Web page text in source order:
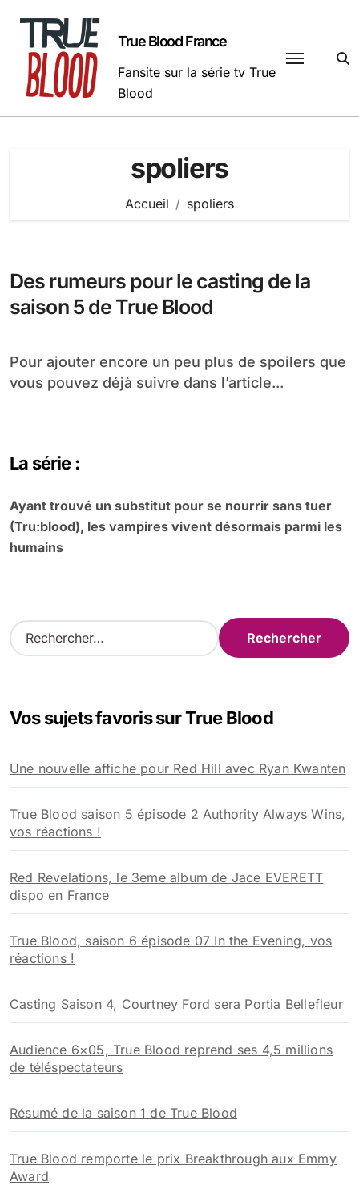
contenu
True Blood France
Fansite sur la série tv True
Blood
spoliers
Accueil spoliers
Des rumeurs pour le casting de la
saison 5 de True Blood
Pour ajouter encore un peu plus de spoilers que
vous pouvez déjà suivre dans l’article...
La série :
Ayant trouvé un substitut pour se nourrir sans tuer
(Tru:blood), les vampires vivent désormais parmi les
humains
R
e
r
e
r
:
Vos sujets favoris sur True Blood
Une nouvelle affiche pour Red Hill avec Ryan Kwanten
True Blood saison 5 épisode 2 Authority Always Wins,
vos réactions !
Red Revelations, le 3eme album de Jace EVERETT
dispo en France
True Blood, saison 6 épisode 07 In the Evening, vos
réactions !
Casting Saison 4, Courtney Ford sera Portia Bellefleur
Audience 6×05, True Blood reprend ses 4,5 millions
de téléspectateurs
Résumé de la saison 1 de True Blood
True Blood remporte le prix Breakthrough aux Emmy
Award